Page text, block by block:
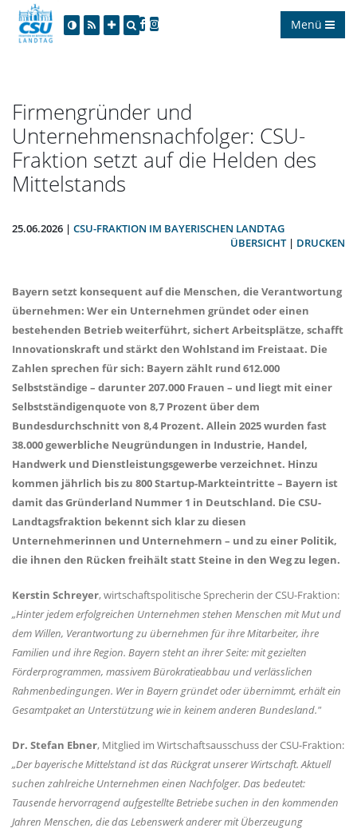
Menü
Firmengründer und
Unternehmensnachfolger: CSU-
Fraktion setzt auf die Helden des
Mittelstands
25.06.2026 | CSU-FRAKTION IM BAYERISCHEN LANDTAG
ÜBERSICHT| DRUCKEN
Bayern setzt konsequent auf die Menschen, die Verantwortung
übernehmen: Wer ein Unternehmen gründet oder einen
bestehenden Betrieb weiterführt, sichert Arbeitsplätze, schafft
Innovationskraft und stärkt den Wohlstand im Freistaat. Die
Zahlen sprechen für sich: Bayern zählt rund 612.000
Selbstständige – darunter 207.000 Frauen – und liegt mit einer
Selbstständigenquote von 8,7 Prozent über dem
Bundesdurchschnitt von 8,4 Prozent. Allein 2025 wurden fast
38.000 gewerbliche Neugründungen in Industrie, Handel,
Handwerk und Dienstleistungsgewerbe verzeichnet. Hinzu
kommen jährlich bis zu 800 Startup-Markteintritte – Bayern ist
damit das Gründerland Nummer 1 in Deutschland. Die CSU-
Landtagsfraktion bekennt sich klar zu diesen
Unternehmerinnen und Unternehmern – und zu einer Politik,
die ihnen den Rücken freihält statt Steine in den Weg zu legen.
Kerstin Schreyer, wirtschaftspolitische Sprecherin der CSU-Fraktion:
Hinter jedem erfolgreichen Unternehmen stehen Menschen mit Mut und
dem Willen, Verantwortung zu übernehmen für ihre Mitarbeiter, ihre
Familien und ihre Region. Bayern steht an ihrer Seite: mit gezielten
Förderprogrammen, massivem Bürokratieabbau und verlässlichen
Rahmenbedingungen. Wer in Bayern gründet oder übernimmt, erhält ein
Gesamtpaket an Unterstützung wie in keinem anderen Bundesland."
Dr. Stefan Ebner, Mitglied im Wirtschaftsausschuss der CSU-Fraktion:
Der bayerische Mittelstand ist das Rückgrat unserer Wirtschaft. Aktuell
suchen zahlreiche Unternehmen einen Nachfolger. Das bedeutet:
Tausende hervorragend aufgestellte Betriebe suchen in den kommenden
Jahren Menschen, die das Lebenswerk anderer mit Überzeugung